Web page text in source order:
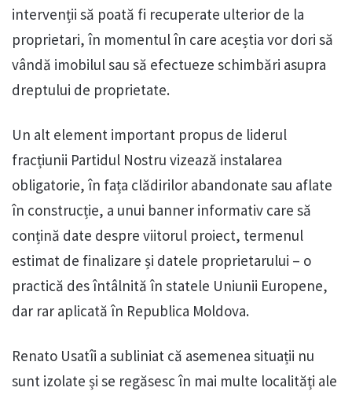
intervenții să poată fi recuperate ulterior de la
proprietari, în momentul în care aceștia vor dori să
vândă imobilul sau să efectueze schimbări asupra
dreptului de proprietate.
Un alt element important propus de liderul
fracțiunii Partidul Nostru vizează instalarea
obligatorie, în fața clădirilor abandonate sau aflate
în construcție, a unui banner informativ care să
conțină date despre viitorul proiect, termenul
estimat de finalizare și datele proprietarului – o
practică des întâlnită în statele Uniunii Europene,
dar rar aplicată în Republica Moldova.
Renato Usatîi a subliniat că asemenea situații nu
sunt izolate și se regăsesc în mai multe localități ale